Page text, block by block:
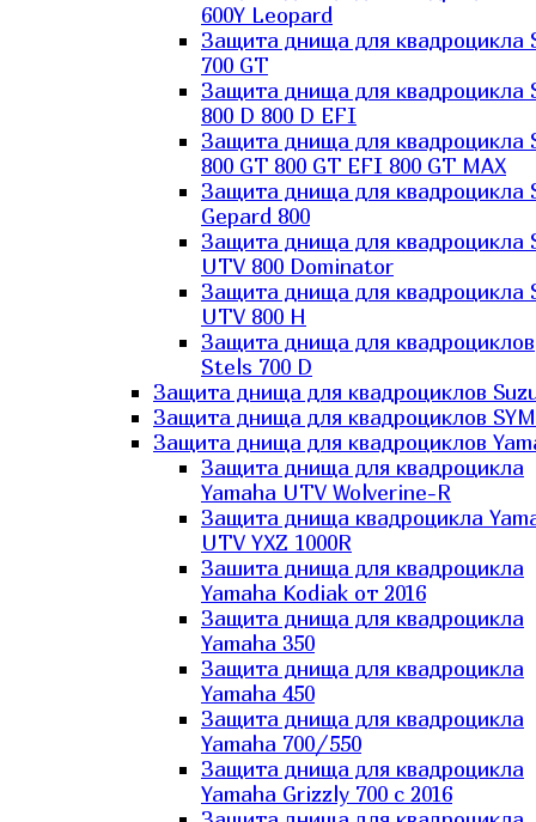
600Y Leopard
Защита днища для квадроцикла
700 GT
Защита днища для квадроцикла
800 D 800 D EFI
Защита днища для квадроцикла
800 GT 800 GT EFI 800 GT MAX
Защита днища для квадроцикла
Gepard 800
Защита днища для квадроцикла
UTV 800 Dominator
Защита днища для квадроцикла
UTV 800 H
Защита днища для квадроциклов
Stels 700 D
Защита днища для квадроциклов
Защита днища для квадроциклов SYM
Защита днища для квадроциклов
Защита днища для квадроцикла
Yamaha UTV Wolverine-R
Защита днища квадроцикла
UTV YXZ 1000R
Зашита днища для квадроцикла
Yamaha Kodiak от 2016
Защита днища для квадроцикла
Yamaha 350
Защита днища для квадроцикла
Yamaha 450
Защита днища для квадроцикла
Yamaha 700/550
Защита днища для квадроцикла
Yamaha Grizzly 700 с 2016